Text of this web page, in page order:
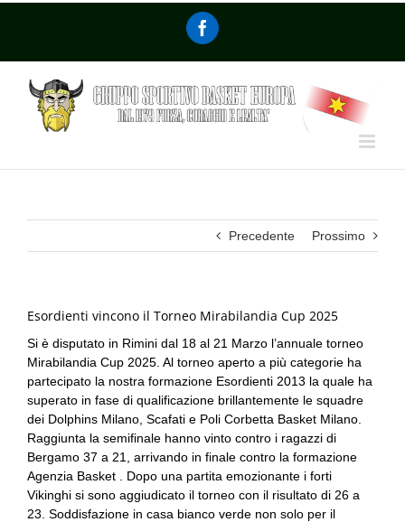
Precedente Prossimo
Esordienti vincono il Torneo Mirabilandia Cup 2025
Si è disputato in Rimini dal 18 al 21 Marzo l’annuale torneo
Mirabilandia Cup 2025. Al torneo aperto a più categorie ha
partecipato la nostra formazione Esordienti 2013 la quale ha
superato in fase di qualificazione brillantemente le squadre
dei Dolphins Milano, Scafati e Poli Corbetta Basket Milano.
Raggiunta la semifinale hanno vinto contro i ragazzi di
Bergamo 37 a 21, arrivando in finale contro la formazione
Agenzia Basket . Dopo una partita emozionante i forti
Vikinghi si sono aggiudicato il torneo con il risultato di 26 a
23. Soddisfazione in casa bianco verde non solo per il